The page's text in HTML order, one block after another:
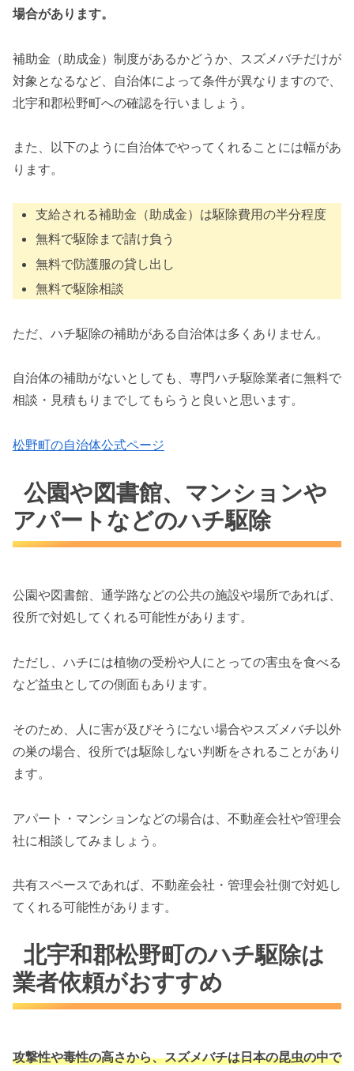
場合があります。
補助金（助成金）制度があるかどうか、スズメバチだけが
対象となるなど、自治体によって条件が異なりますので、
北宇和郡松野町への確認を行いましょう。
また、以下のように自治体でやってくれることには幅があ
ります。
支給される補助金（助成金）は駆除費用の半分程度
無料で駆除まで請け負う
無料で防護服の貸し出し
無料で駆除相談
ただ、ハチ駆除の補助がある自治体は多くありません。
自治体の補助がないとしても、専門ハチ駆除業者に無料で
相談・見積もりまでしてもらうと良いと思います。
松野町の自治体公式ページ
公園や図書館、マンションや
アパートなどのハチ駆除
公園や図書館、通学路などの公共の施設や場所であれば、
役所で対処してくれる可能性があります。
ただし、ハチには植物の受粉や人にとっての害虫を食べる
など益虫としての側面もあります。
そのため、人に害が及びそうにない場合やスズメバチ以外
の巣の場合、役所では駆除しない判断をされることがあり
ます。
アパート・マンションなどの場合は、不動産会社や管理会
社に相談してみましょう。
共有スペースであれば、不動産会社・管理会社側で対処し
てくれる可能性があります。
北宇和郡松野町のハチ駆除は
業者依頼がおすすめ
攻撃性や毒性の高さから、スズメバチは日本の昆虫の中で